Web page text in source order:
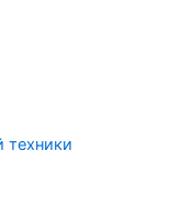
техники